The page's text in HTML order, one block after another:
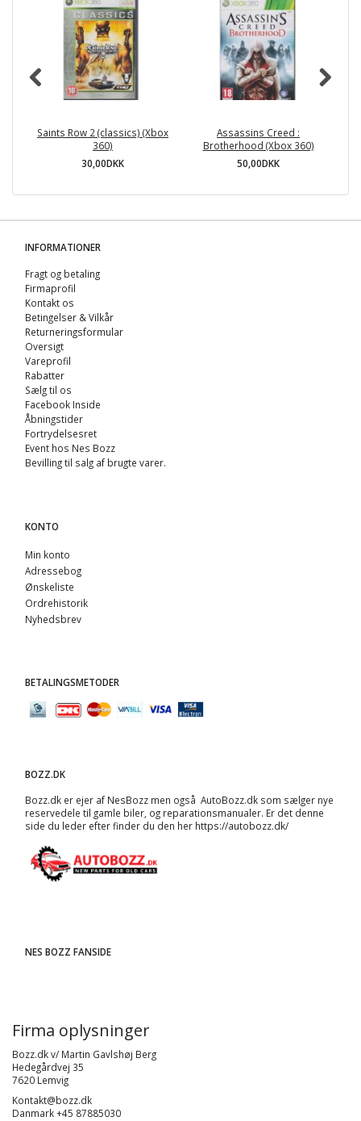
Saints Row 2 (classics) (Xbox
360)
30,00DKK
Assassins Creed :
Brotherhood (Xbox 360)
50,00DKK
INFORMATIONER
Fragt og betaling
Firmaprofil
Kontakt os
Betingelser & Vilkår
Returneringsformular
Oversigt
Vareprofil
Rabatter
Sælg til os
Facebook Inside
Åbningstider
Fortrydelsesret
Event hos Nes Bozz
Bevilling til salg af brugte varer.
KONTO
Min konto
Adressebog
Ønskeliste
Ordrehistorik
Nyhedsbrev
BETALINGSMETODER
BOZZ.DK
Bozz.dk er ejer af NesBozz men også AutoBozz.dk som sælger nye
reservedele til gamle biler, og reparationsmanualer. Er det denne
side du leder efter finder du den her https://autobozz.dk/
NES BOZZ FANSIDE
Firma oplysninger
Bozz.dk v/ Martin Gavlshøj Berg
Hedegårdvej 35
7620 Lemvig
Kontakt@bozz.dk
Danmark +45 87885030